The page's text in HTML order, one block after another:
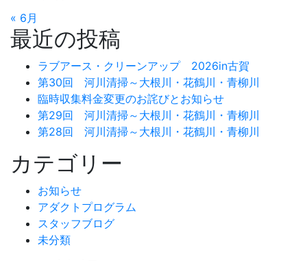
« 6月
最近の投稿
ラブアース・クリーンアップ 2026in古賀
第30回 河川清掃～大根川・花鶴川・青柳川
臨時収集料金変更のお詫びとお知らせ
第29回 河川清掃～大根川・花鶴川・青柳川
第28回 河川清掃～大根川・花鶴川・青柳川
カテゴリー
お知らせ
アダクトプログラム
スタッフブログ
未分類